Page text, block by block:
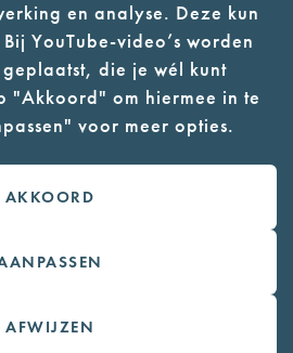
en analyse. Deze kun
YouTube-video’s worden
die je wél kunt
"Akkoord" om hiermee in te
voor meer opties.
AKKOORD
AFWIJZEN
vakken of in de
(begane grond)